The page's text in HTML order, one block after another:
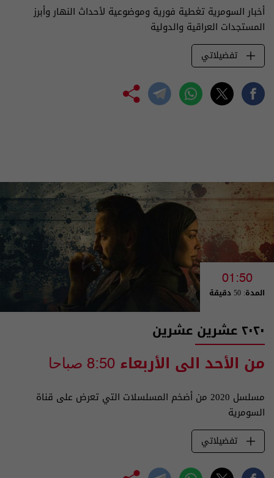
أخبار السومرية تغطية فورية وموضوعية لأحداث النهار وأبرز
المستجدات العراقية والدولية
تفضيلاتي
01:50
المدة: 50 دقيقة
٢٠٢٠ عشرين عشرين
من الأحد الى الأربعاء 8:50 صباحا
مسلسل 2020 من أضخم المسلسلات التي تعرض على قناة
السومرية
تفضيلاتي